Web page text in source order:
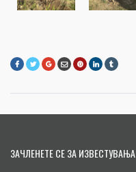
ЗАЧЛЕНЕТЕ СЕ ЗА ИЗВЕСТУВАЊА